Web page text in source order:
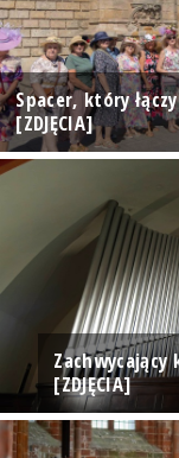
Spacer, który
[ZDJĘCIA]
[ZDJĘCIA]